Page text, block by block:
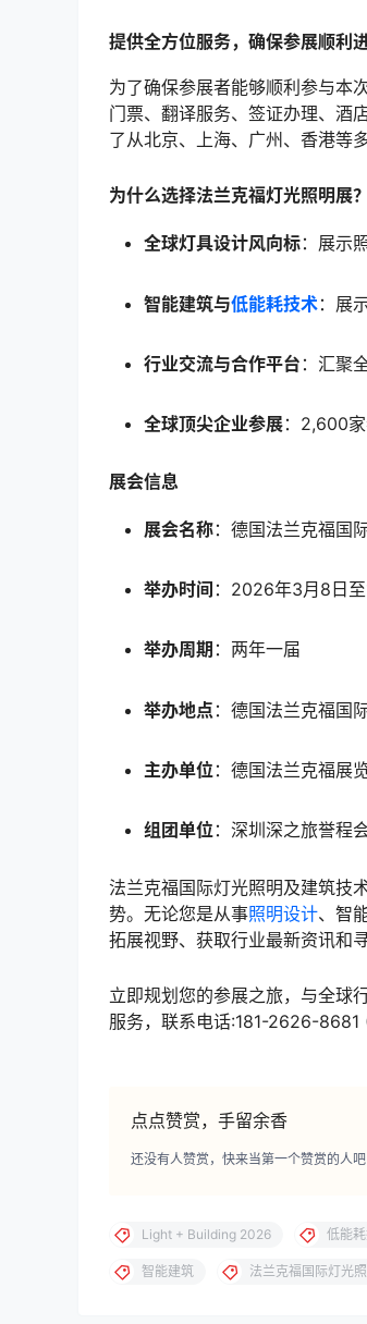
提供全方位服务，确保参展顺利
为了确保参展者能够顺利参与本次
门票、翻译服务、签证办理、酒
了从北京、上海、广州、香港等
为什么选择法兰克福灯光照明展？
全球灯具设计风向标：展示
智能建筑与低能耗技术：展
行业交流与合作平台 ：汇聚
全球顶尖企业参展：2,600
展会信息
展会名称：德国法兰克福国
举办时间 ：2026年3月8日至
举办周期 ：两年一届
举办地点 ：德国法兰克福国
主办单位 ：德国法兰克福展
组团单位：深圳深之旅誉程
法兰克福国际灯光照明及建筑技
势。无论您是从事照明设计、智
拓展视野、获取行业最新资讯和
立即规划您的参展之旅，与全球
服务，联系电话:181-2626-8681
点点赞赏，手留余香
还没有人赞赏，快来当第一个赞赏的人吧
Light + Building 2026 低能
智能建筑 法兰克福国际灯光